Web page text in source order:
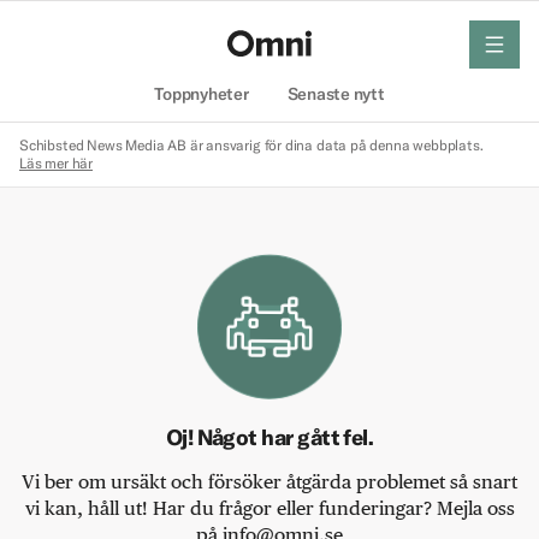
Toppnyheter Senaste nytt
meny
Schibsted News Media AB är ansvarig för dina data på denna webbplats.
Läs mer här
Oj! Något har gått fel.
Vi ber om ursäkt och försöker åtgärda problemet så snart
vi kan, håll ut! Har du frågor eller funderingar? Mejla oss